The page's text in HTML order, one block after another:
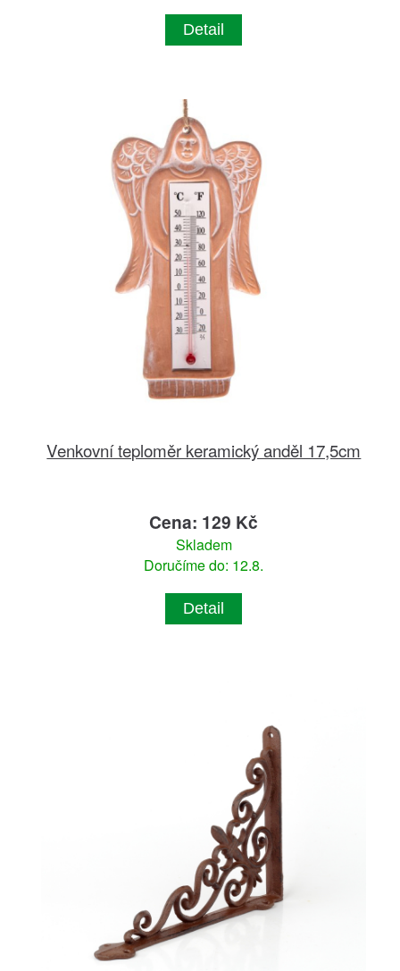
Detail
Venkovní teploměr keramický anděl 17,5cm
Cena: 129 Kč
Skladem
Doručíme do: 12.8.
Detail